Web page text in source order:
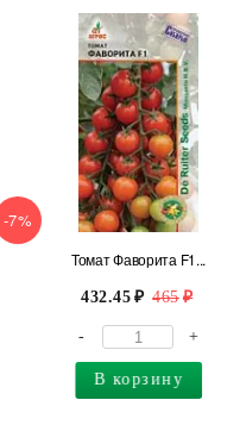
-7%
Томат Фаворита F1...
432.45 465
- +
В корзину